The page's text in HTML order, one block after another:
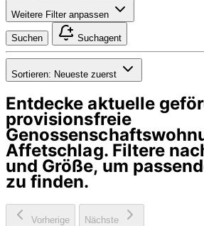
Weitere Filter anpassen
Suchen Suchagent
Sortieren: Neueste zuerst
Entdecke aktuelle
provisionsfreie
Affetschlag. Filtere
und Größe, um
zu finden.
Vorherige Nächste